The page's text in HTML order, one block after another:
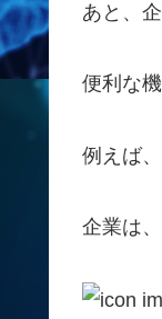
あと、
便利な
例えば
企業は